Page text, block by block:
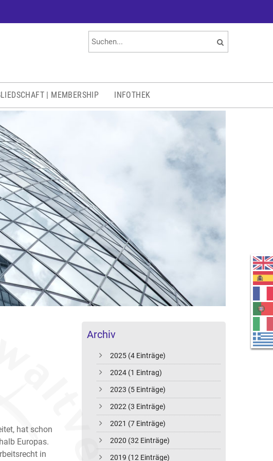
| MEMBERSHIP INFOTHEK
Archiv
2025 (4 Einträge)
2024 (1 Eintrag)
2023 (5 Einträge)
2022 (3 Einträge)
2021 (7 Einträge)
2020 (32 Einträge)
2019 (12 Einträge)
hat schon
Europas.
in